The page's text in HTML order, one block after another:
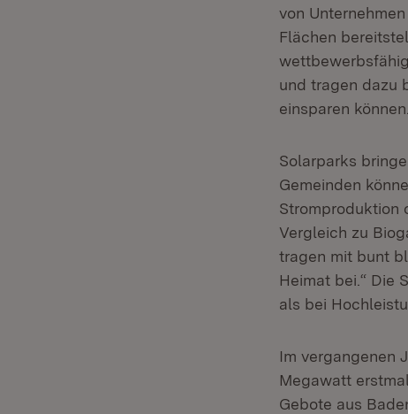
von
Flächen
und tragen dazu
einsparen
Solarparks
Gemeinden
Stromproduktion
Vergleich zu
tragen mit bunt
Heimat bei.“ Die
als bei
Im vergangenen
Megawatt
Gebote aus